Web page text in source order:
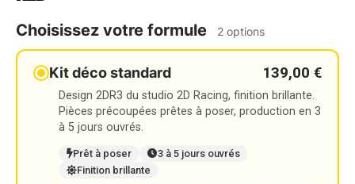
Choisissez votre formule 2 options
Kit déco standard 139,00 €
Design 2DR3 du studio 2D Racing, finition brillante.
Pièces précoupées prêtes à poser, production en 3
à 5 jours ouvrés.
Prêt à poser
3 à 5 jours ouvrés
Finition brillante